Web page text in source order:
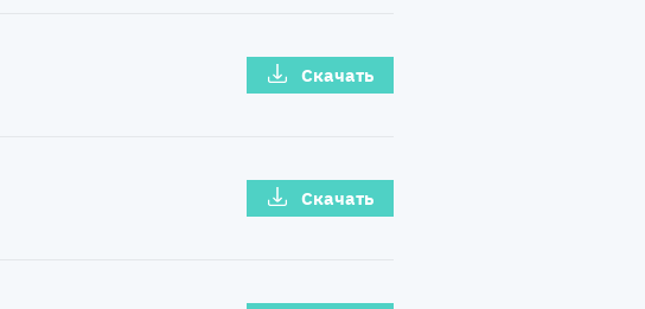
Скачать
Скачать